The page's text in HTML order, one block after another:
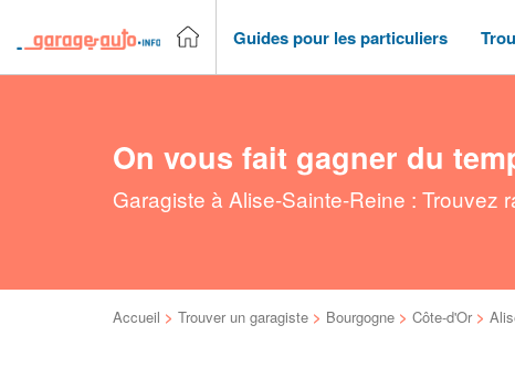
Guides pour les particuliers
On vous fait gagner du
Garagiste à Alise-Sainte-Reine : Trouvez
Accueil > Trouver un garagiste > Bourgogne > Côte-d'Or >